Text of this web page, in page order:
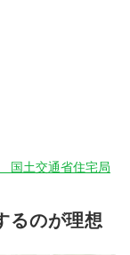
国土交通省住宅局
るのが理想